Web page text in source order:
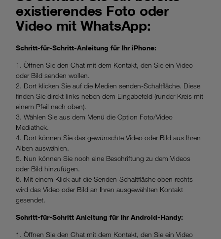
existierendes Foto oder
Video mit WhatsApp:
Schritt-für-Schritt-Anleitung für Ihr iPhone:
1. Öffnen Sie den Chat mit dem Kontakt, den Sie ein Video
oder Bild senden wollen.
2. Dort klicken Sie auf die Medien senden-Schaltfläche. Diese
finden Sie direkt links neben dem Eingabefeld (runder Kreis mit
einem Pfeil nach oben).
3. Wählen Sie aus dem Menü die Option Foto/Video
Mediathek.
4. Dort können Sie das gewünschte Video oder Bild aus Ihren
Alben auswählen.
5. Nun können Sie noch eine Beschriftung zu dem Videos
oder Bild hinzufügen.
6. Mit einem Klick auf die Senden-Schaltfläche oben rechts
wird das Video oder Bild an Ihren ausgewählten Kontakt
gesendet.
Schritt-für-Schritt Anleitung für Ihr Android-Handy:
1. Öffnen Sie den Chat mit dem Kontakt, den Sie ein Video